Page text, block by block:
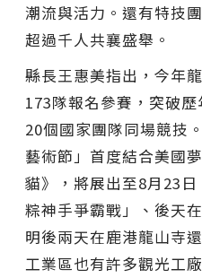
潮流與活力。還有特技
超過千人共襄盛舉。
縣長王惠美指出，今年
173隊報名參賽，突破
20個國家團隊同場競技
藝術節」首度結合美國
貓》，將展出至8月23
粽神手爭霸戰」、後天
明後兩天在鹿港龍山寺
工業區也有許多觀光工